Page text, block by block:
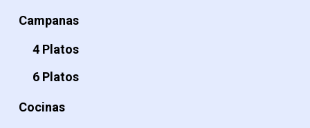
Campanas
4 Platos
6 Platos
Cocinas